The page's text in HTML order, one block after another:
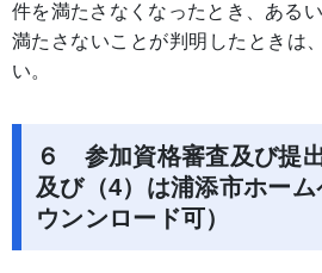
件を満たさなくなったとき、ある
満たさないことが判明したときは
い。
６ 参加資格審査及び提
及び（4）は浦添市ホー
ウンンロード可）